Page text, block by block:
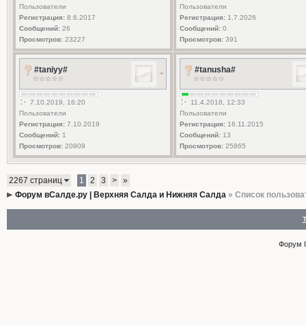
Пользователи
Регистрация:8.6.2017
Сообщений:26
Просмотров:23227
Пользователи
Регистрация:1.7.2026
Сообщений:0
Просмотров:391
#taniyy#
7.10.2019, 16:20
Пользователи
Регистрация:7.10.2019
Сообщений:1
Просмотров:20909
#tanusha#
11.4.2018, 12:33
Пользователи
Регистрация:16.11.2015
Сообщений:13
Просмотров:25865
2267 страниц 1 2 3 >
»
Форум вСалде.ру | Верхняя Салда и Нижняя Салда» Список
Форум